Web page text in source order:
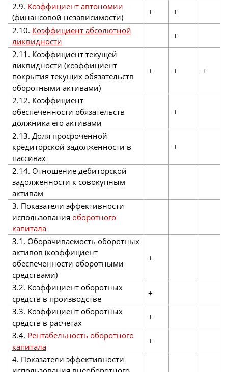
2.9. Коэффициент автономии
(финансовой независимости)
+
+
2.10. Коэффициент абсолютной
ликвидности
+
2.11. Коэффициент текущей
ликвидности (коэффициент
покрытия текущих обязательств
оборотными активами)
+ + +
2.12. Коэффициент
обеспеченности обязательств
должника его активами
+
2.13. Доля просроченной
кредиторской задолженности в
пассивах
+
2.14. Отношение дебиторской
задолженности к совокупным
активам
3. Показатели эффективности
использования оборотного
капитала
3.1. Оборачиваемость оборотных
активов (коэффициент
обеспеченности оборотными
средствами)
+
3.2. Коэффициент оборотных
средств в производстве
+
3.3. Коэффициент оборотных
средств в расчетах
+
3.4. Рентабельность оборотного
капитала
+
4. Показатели эффективности